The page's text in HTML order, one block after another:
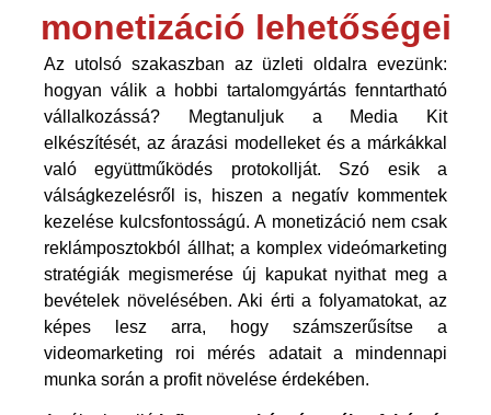
monetizáció lehetőségei
Az utolsó szakaszban az üzleti oldalra evezünk:
hogyan válik a hobbi tartalomgyártás fenntartható
vállalkozássá? Megtanuljuk a Media Kit
elkészítését, az árazási modelleket és a márkákkal
való együttműködés protokollját. Szó esik a
válságkezelésről is, hiszen a negatív kommentek
kezelése kulcsfontosságú. A monetizáció nem csak
reklámposztokból állhat; a komplex videómarketing
stratégiák megismerése új kapukat nyithat meg a
bevételek növelésében. Aki érti a folyamatokat, az
képes lesz arra, hogy számszerűsítse a
videomarketing roi mérés adatait a mindennapi
munka során a profit növelése érdekében.